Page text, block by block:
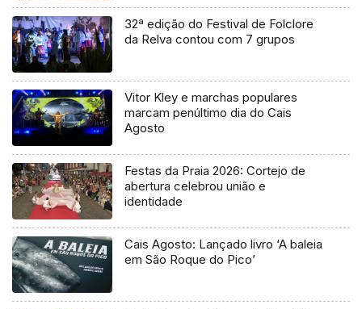
32ª edição do Festival de Folclore
da Relva contou com 7 grupos
Vitor Kley e marchas populares
marcam penúltimo dia do Cais
Agosto
Festas da Praia 2026: Cortejo de
abertura celebrou união e
identidade
Cais Agosto: Lançado livro ‘A baleia
em São Roque do Pico’